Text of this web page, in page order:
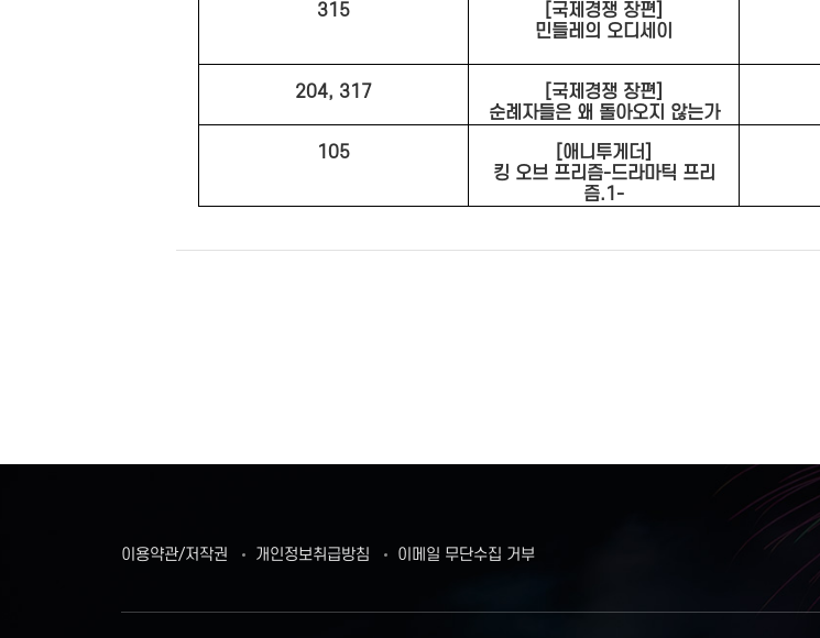
315
[국제경쟁 장편]
민들레의 오디세이
204, 317
[국제경쟁 장편]
순례자들은 왜 돌아오지 않는가
105
[애니투게더]
킹 오브 프리즘-드라마틱 프리
즘.1-
이용약관/저작권 개인정보취급방침 이메일 무단수집 거부